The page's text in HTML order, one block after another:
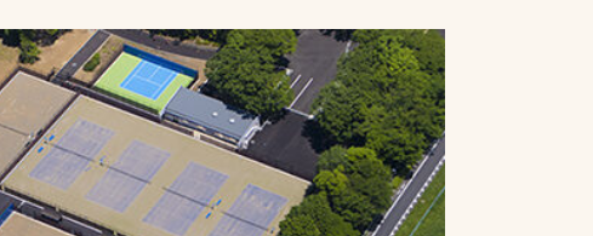
止対策
績一覧
アスリートパートナ
ー
採用情報
お取引先の皆様へ